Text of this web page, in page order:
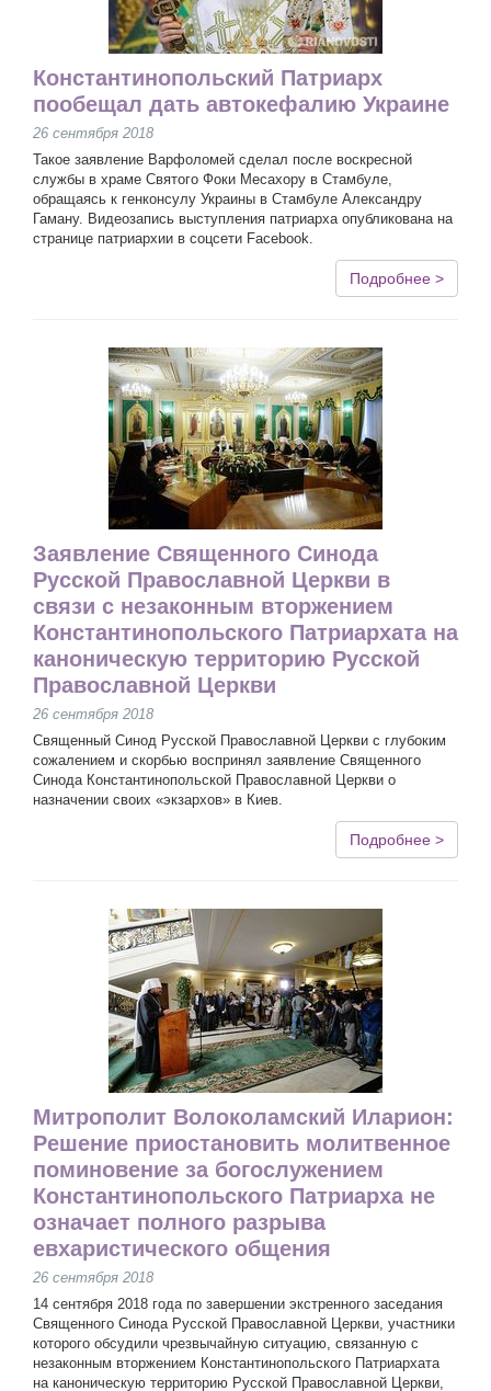
Константинопольский Патриарх
пообещал дать автокефалию Украине
26 сентября 2018
Такое заявление Варфоломей сделал после воскресной
службы в храме Святого Фоки Месахору в Стамбуле,
обращаясь к генконсулу Украины в Стамбуле Александру
Гаману. Видеозапись выступления патриарха опубликована на
странице патриархии в соцсети Facebook.
Подробнее >
Заявление Священного Синода
Русской Православной Церкви в
связи с незаконным вторжением
Константинопольского Патриархата на
каноническую территорию Русской
Православной Церкви
26 сентября 2018
Священный Синод Русской Православной Церкви с глубоким
сожалением и скорбью воспринял заявление Священного
Синода Константинопольской Православной Церкви о
назначении своих «экзархов» в Киев.
Подробнее >
Митрополит Волоколамский Иларион:
Решение приостановить молитвенное
поминовение за богослужением
Константинопольского Патриарха не
означает полного разрыва
евхаристического общения
26 сентября 2018
14 сентября 2018 года по завершении экстренного заседания
Священного Синода Русской Православной Церкви, участники
которого обсудили чрезвычайную ситуацию, связанную с
незаконным вторжением Константинопольского Патриархата
на каноническую территорию Русской Православной Церкви,